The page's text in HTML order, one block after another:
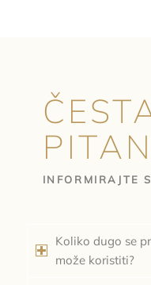
INFORMIRAJTE
Koliko dugo se
može koristiti?